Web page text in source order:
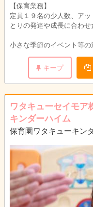
す。
休憩室完
す。
【保育業務】
定員１９名の少人数、ア
とりの発達や成長に合わせ
小さな季節のイベント等の
キープ
ワタキューセイモ
キンダーハイム
保育園ワタキューキン